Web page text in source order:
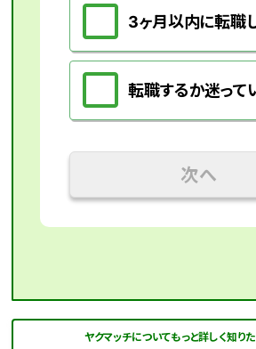
3ヶ月以内に転職
転職するか迷って
次へ
ヤクマッチについてもっと詳しく知り